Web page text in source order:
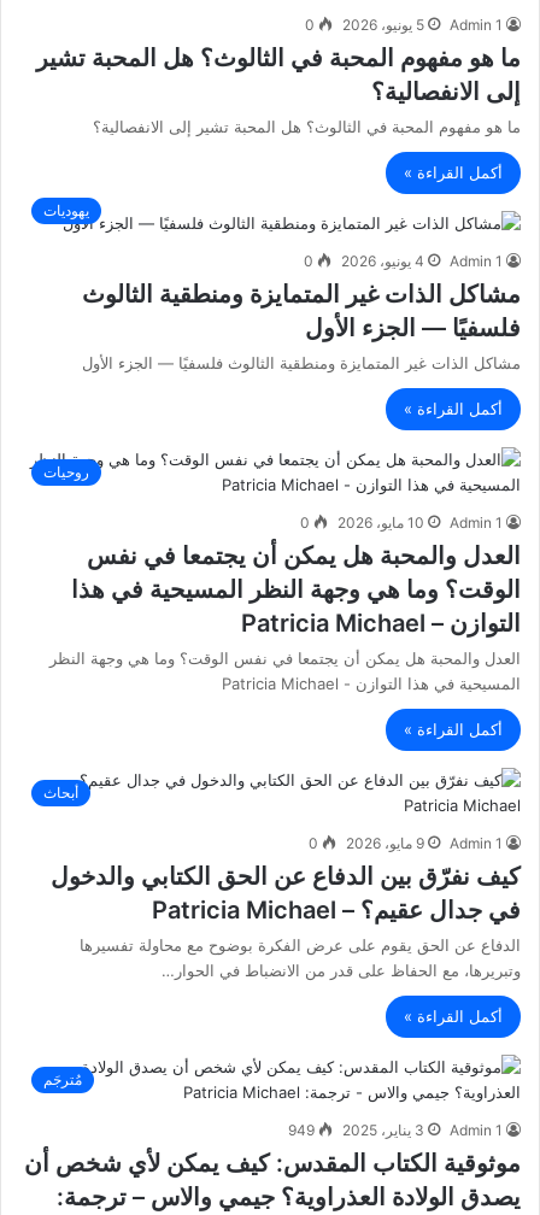
Admin 1 5 يونيو، 2026 0
ما هو مفهوم المحبة في الثالوث؟ هل المحبة تشير
إلى الانفصالية؟
ما هو مفهوم المحبة في الثالوث؟ هل المحبة تشير إلى الانفصالية؟
أكمل القراءة »
يهوديات
Admin 1 4 يونيو، 2026 0
مشاكل الذات غير المتمايزة ومنطقية الثالوث
فلسفيًا — الجزء الأول
مشاكل الذات غير المتمايزة ومنطقية الثالوث فلسفيًا — الجزء الأول
أكمل القراءة »
روحيات
Admin 1 10 مايو، 2026 0
العدل والمحبة هل يمكن أن يجتمعا في نفس
الوقت؟ وما هي وجهة النظر المسيحية في هذا
التوازن – Patricia Michael
العدل والمحبة هل يمكن أن يجتمعا في نفس الوقت؟ وما هي وجهة النظر
المسيحية في هذا التوازن - Patricia Michael
أكمل القراءة »
أبحاث
Admin 1 9 مايو، 2026 0
كيف نفرّق بين الدفاع عن الحق الكتابي والدخول
في جدال عقيم؟ – Patricia Michael
الدفاع عن الحق يقوم على عرض الفكرة بوضوح مع محاولة تفسيرها
وتبريرها، مع الحفاظ على قدر من الانضباط في الحوار…
أكمل القراءة »
مُترجَم
Admin 1 3 يناير، 2025 949
موثوقية الكتاب المقدس: كيف يمكن لأي شخص أن
يصدق الولادة العذراوية؟ جيمي والاس – ترجمة: